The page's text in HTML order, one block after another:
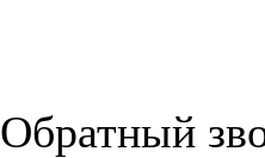
Обратный